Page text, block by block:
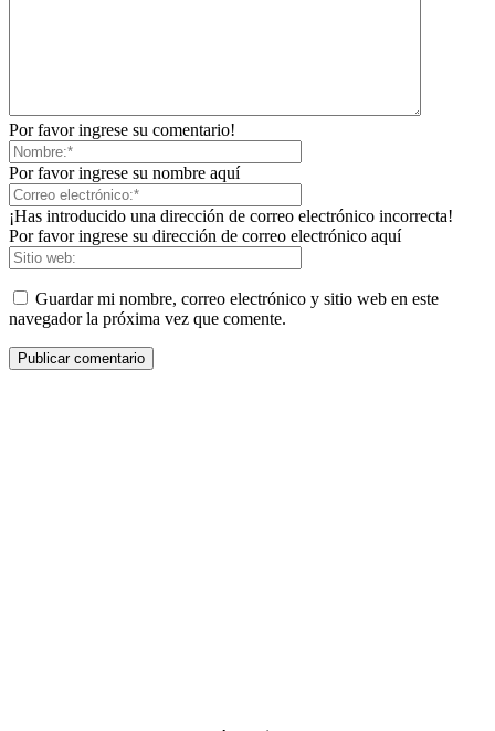
Por favor ingrese su comentario!
Por favor ingrese su nombre aquí
¡Has introducido una dirección de correo electrónico incorrecta!
Por favor ingrese su dirección de correo electrónico aquí
Guardar mi nombre, correo electrónico y sitio web en este
navegador la próxima vez que comente.